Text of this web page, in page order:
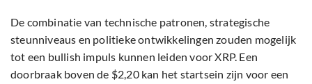
De combinatie van technische patronen, strategische
steunniveaus en politieke ontwikkelingen zouden mogelijk
tot een bullish impuls kunnen leiden voor XRP. Een
doorbraak boven de $2,20 kan het startsein zijn voor een